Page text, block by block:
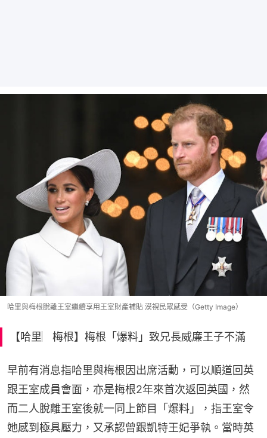
哈里與梅根脫離王室繼續享用王室財產補貼 漠視民眾感受（Getty Image）
【哈里︳梅根】梅根「爆料」致兄長威廉王子不滿
早前有消息指哈里與梅根因出席活動，可以順道回英
跟王室成員會面，亦是梅根2年來首次返回英國，然
而二人脫離王室後就一同上節目「爆料」，指王室令
她感到極具壓力，又承認曾跟凱特王妃爭執。當時英